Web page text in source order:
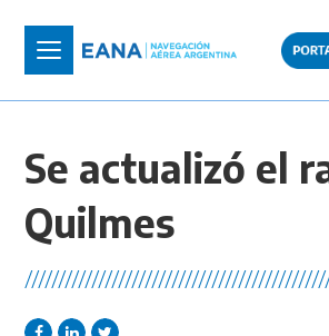
contenido
Toggle
navigation
Se actualizó el
Quilmes